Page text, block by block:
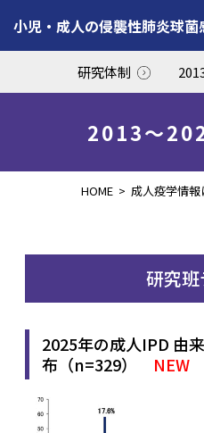
小児・成人の侵襲性肺炎球
小児疫学情報につ
研究体制
2013〜
HOME > 成人疫学情報
研究
2025年の成人IPD 由
布（n=329） NEW